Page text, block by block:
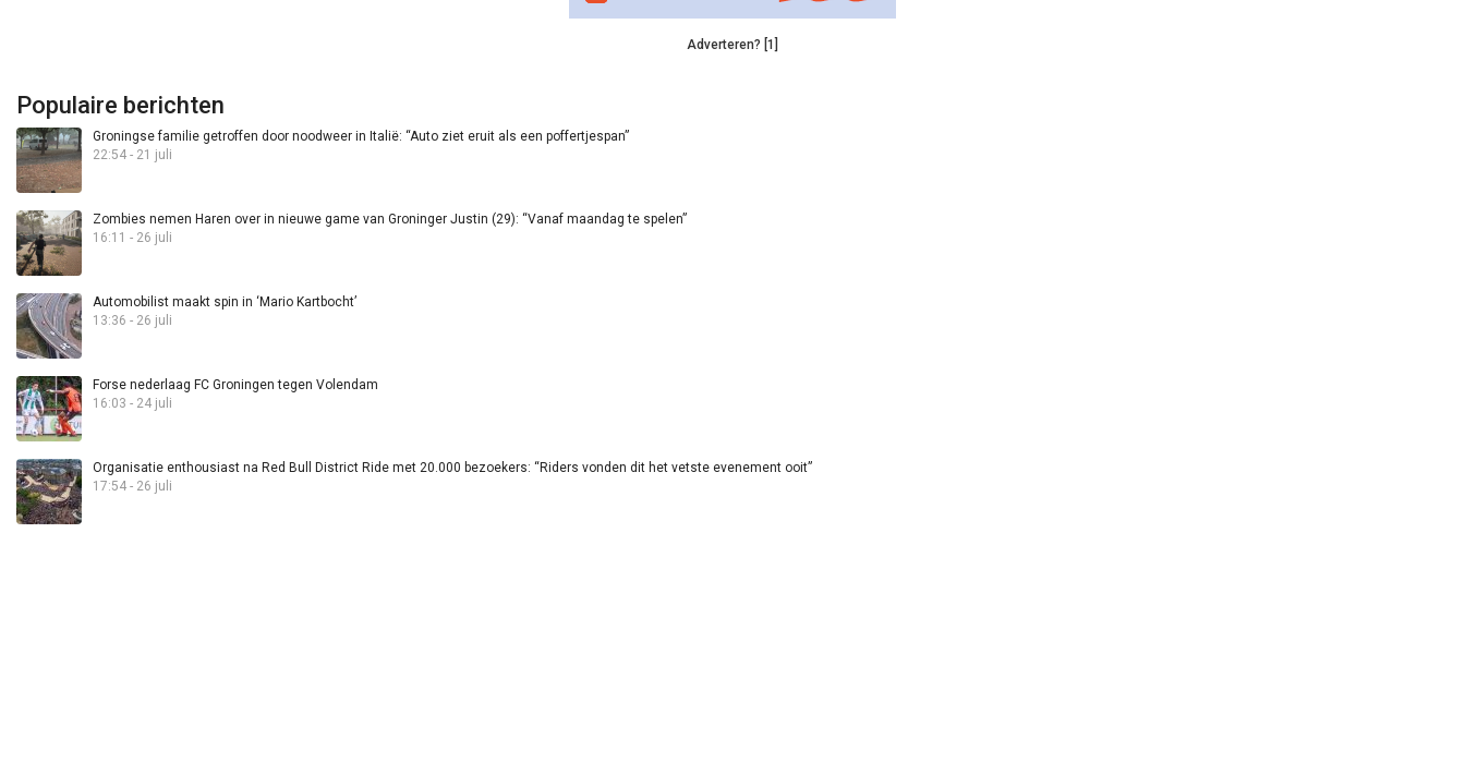
Adverteren? [1]
Populaire berichten
Groningse familie getroffen door noodweer in Italië: “Auto ziet eruit als een poffertjespan”
22:54 - 21 juli
Zombies nemen Haren over in nieuwe game van Groninger Justin (29): “Vanaf maandag te spelen”
16:11 - 26 juli
Automobilist maakt spin in ‘Mario Kartbocht’
13:36 - 26 juli
Forse nederlaag FC Groningen tegen Volendam
16:03 - 24 juli
Organisatie enthousiast na Red Bull District Ride met 20.000 bezoekers: “Riders vonden dit het vetste evenement ooit”
17:54 - 26 juli